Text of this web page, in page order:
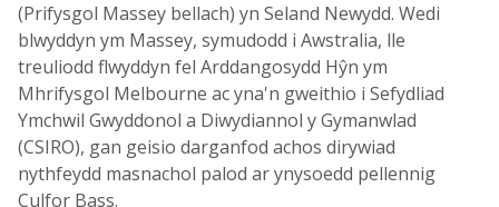
(Prifysgol Massey bellach) yn Seland Newydd. Wedi
blwyddyn ym Massey, symudodd i Awstralia, lle
treuliodd flwyddyn fel Arddangosydd Hŷn ym
Mhrifysgol Melbourne ac yna'n gweithio i Sefydliad
Ymchwil Gwyddonol a Diwydiannol y Gymanwlad
(CSIRO), gan geisio darganfod achos dirywiad
nythfeydd masnachol palod ar ynysoedd pellennig
Culfor Bass.